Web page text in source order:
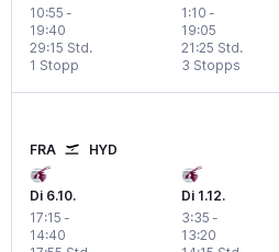
10:55 -
19:40
1 Stopp
29:15 Std.
1:10 -
19:05
3 Stopps
21:25 Std.
FRA HYD
Di 6.10.
17:15 -
14:40
Di 1.12.
3:35 -
13:20